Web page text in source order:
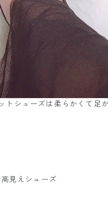
トシューズは柔らかくて足
見えシューズ